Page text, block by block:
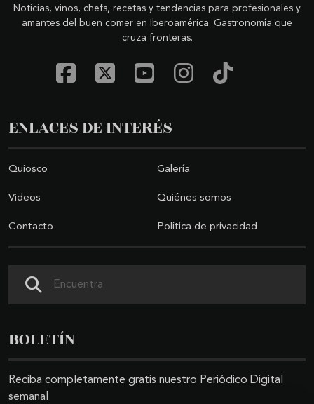
Noticias, vinos, chefs, recetas y tendencias para profesionales y
amantes del buen comer en Iberoamérica. Gastronomía que
cruza fronteras.
ENLACES DE INTERÉS
Quiosco Galería
Videos Quiénes somos
Contacto Política de privacidad
BOLETÍN
Reciba completamente gratis nuestro Periódico Digital
semanal